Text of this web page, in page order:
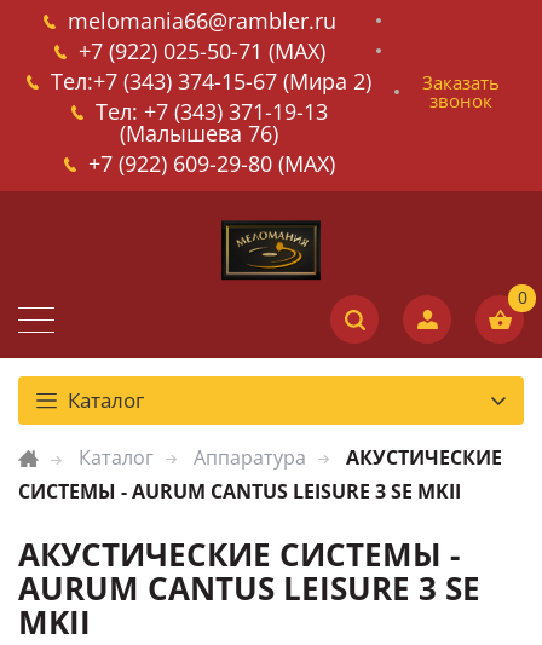
melomania66@rambler.ru
+7 (922) 025-50-71 (MAX)
Тел:+7 (343) 374-15-67 (Мира 2)
Тел: +7 (343) 371-19-13
(Малышева 76)
+7 (922) 609-29-80 (MAX)
Заказать
звонок
Каталог
Каталог Аппаратура
АКУСТИЧЕСКИЕ
СИСТЕМЫ - AURUM CANTUS LEISURE 3 SE MKII
АКУСТИЧЕСКИЕ СИСТЕМЫ -
AURUM CANTUS LEISURE 3 SE
MKII